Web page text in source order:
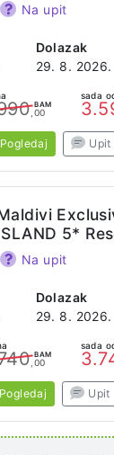
Dolazak
29. 8. 2026.
Na upit
BAM
,00
sada
Pogledaj Upit
Dolazak
29. 8. 2026.
5*
Na upit
BAM
,00
sada
Pogledaj Upit